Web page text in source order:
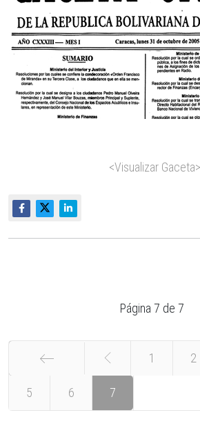
<Visualizar Gaceta>
Página 7 de 7
1 2
5 6 7